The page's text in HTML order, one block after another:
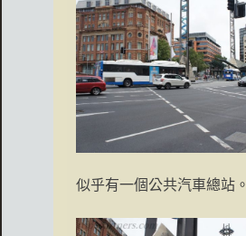
似乎有一個公共汽車總站。